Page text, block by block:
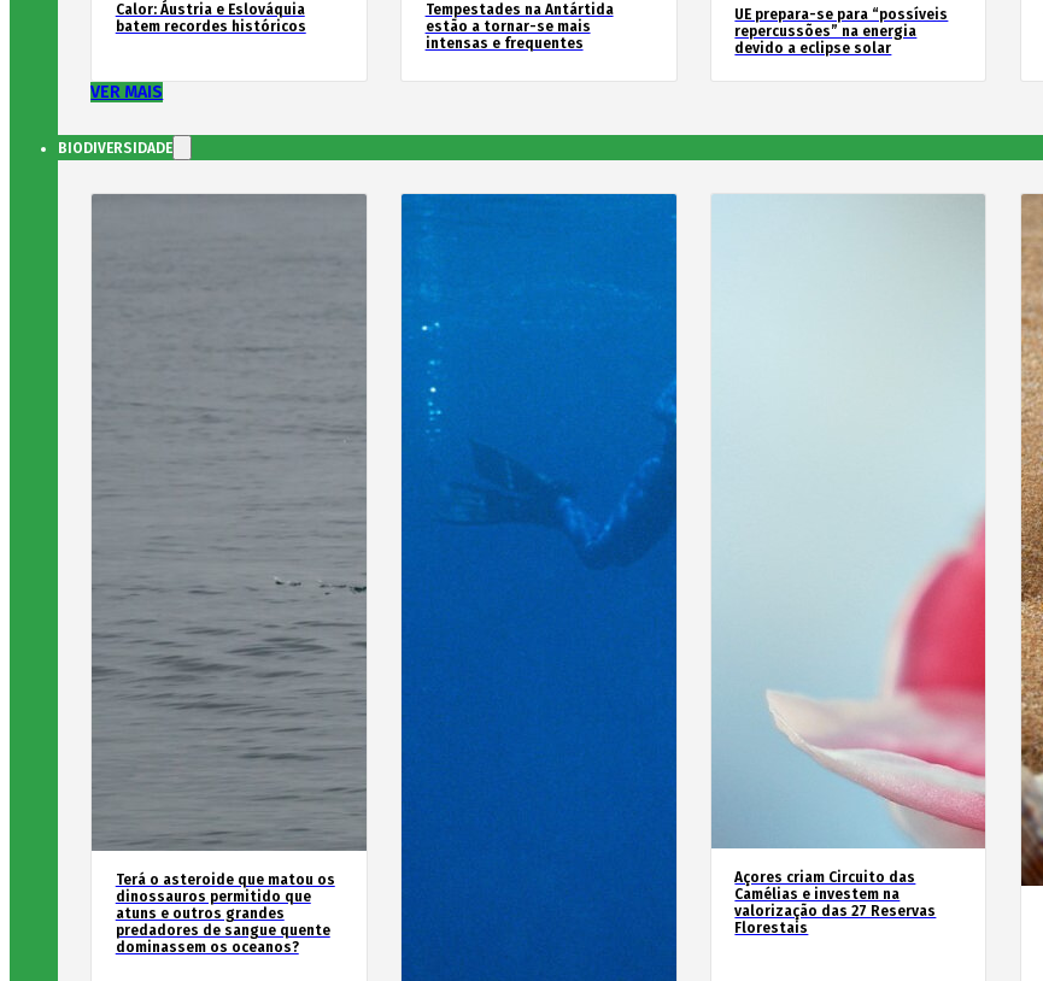
Calor: Áustria e Eslováquia
batem recordes históricos
Tempestades na Antártida
estão a tornar-se mais
intensas e frequentes
UE prepara-se para “possíveis
repercussões” na energia
devido a eclipse solar
VER MAIS
BIODIVERSIDADE
Terá o asteroide que matou os
dinossauros permitido que
atuns e outros grandes
predadores de sangue quente
dominassem os oceanos?
Açores criam Circuito das
Camélias e investem na
valorização das 27 Reservas
Florestais